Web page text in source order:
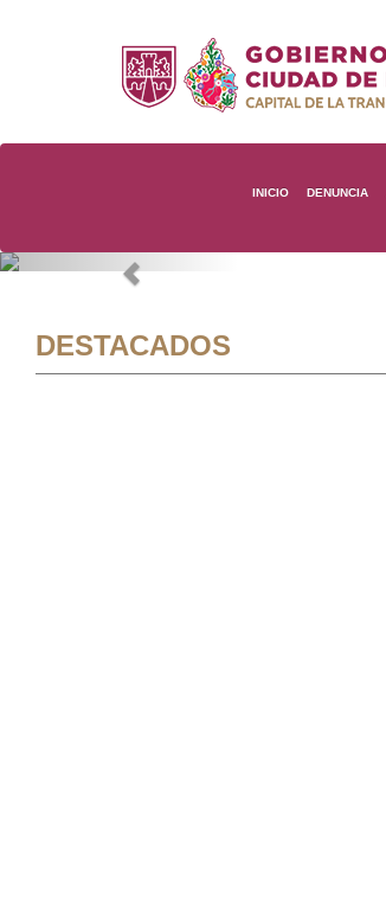
INICIO DENUNCIA
Previous
DESTACADOS